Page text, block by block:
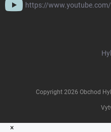
https://
Copyright 2026 Obchod
×